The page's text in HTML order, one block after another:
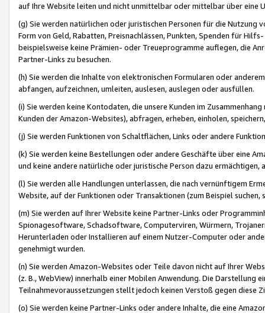
auf Ihre Website leiten und nicht unmittelbar oder mittelbar über eine
(g) Sie werden natürlichen oder juristischen Personen für die Nutzung
Form von Geld, Rabatten, Preisnachlässen, Punkten, Spenden für
beispielsweise keine Prämien- oder Treueprogramme auflegen, die
Partner-Links zu besuchen.
(h) Sie werden die Inhalte von elektronischen Formularen oder
abfangen, aufzeichnen, umleiten, auslesen, auslegen oder ausfüllen.
(i) Sie werden keine Kontodaten, die unsere Kunden im
Kunden der Amazon-Websites), abfragen, erheben, einholen,
(j) Sie werden Funktionen von Schaltflächen, Links oder andere
(k) Sie werden keine Bestellungen oder andere Geschäfte über eine
und keine andere natürliche oder juristische Person dazu
(l) Sie werden alle Handlungen unterlassen, die nach vernünftigem
Website, auf der Funktionen oder Transaktionen (zum Beispiel
(m) Sie werden auf Ihrer Website keine Partner-Links oder
Spionagesoftware, Schadsoftware, Computerviren, Würmern,
Herunterladen oder Installieren auf einem Nutzer-Computer oder
genehmigt wurden.
(n) Sie werden Amazon-Websites oder Teile davon nicht auf Ihrer
(z. B., WebView) innerhalb einer Mobilen Anwendung. Die Darstellung
Teilnahmevoraussetzungen stellt jedoch keinen Verstoß gegen diese
(o) Sie werden keine Partner-Links oder andere Inhalte, die eine